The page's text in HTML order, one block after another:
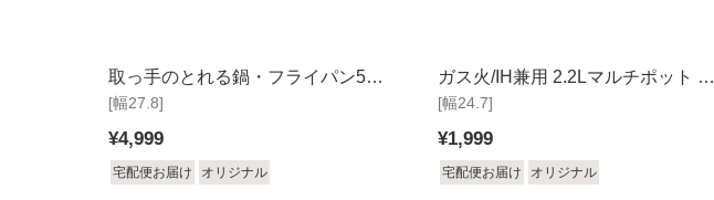
[幅27.8]
取っ手のとれる鍋・フライパン5点
セット セラミック
¥4,999
宅配便お届け オリジナル
[幅24.7]
ガス火/IH兼用 2.2Lマルチポット ソ
フィス
¥1,999
宅配便お届け オリジナル